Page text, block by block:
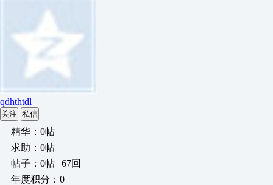
qdhthtdl
关注 私信
精华：0帖
求助：0帖
帖子：0帖 | 67回
年度积分：0